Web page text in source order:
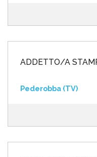
ADDETTO/A
Pederobba (TV)